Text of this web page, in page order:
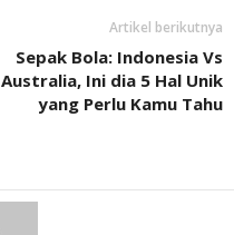
Artikel berikutnya
Sepak Bola: Indonesia Vs
Australia, Ini dia 5 Hal Unik
yang Perlu Kamu Tahu